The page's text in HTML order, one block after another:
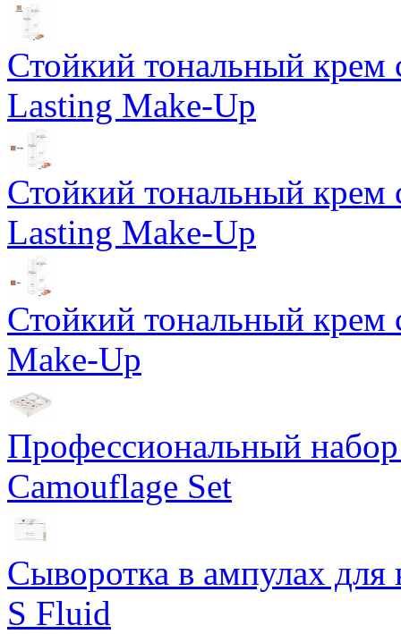
Стойкий тональный
Lasting Make-Up
Стойкий тональный
Lasting Make-Up
Стойкий тональный
Make-Up
Профессиональный
Camouflage Set
Сыворотка в ампулах для
S Fluid